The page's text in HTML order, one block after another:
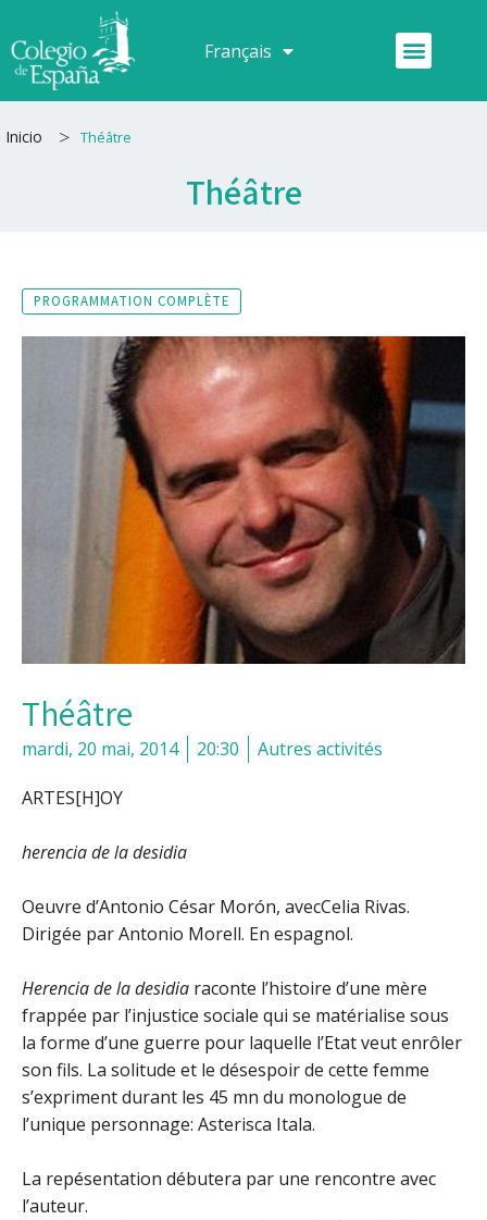
au
contenu
Français
Español Menu
Inicio > Théâtre
Théâtre
PROGRAMMATION COMPLÈTE
Théâtre
mardi, 20 mai, 2014 20:30 Autres activités
ARTES[H]OY
herencia de la desidia
Oeuvre d’Antonio César Morón, avecCelia Rivas.
Dirigée par Antonio Morell. En espagnol.
Herencia de la desidia raconte l’histoire d’une mère
frappée par l’injustice sociale qui se matérialise sous
la forme d’une guerre pour laquelle l’Etat veut enrôler
son fils. La solitude et le désespoir de cette femme
s’expriment durant les 45 mn du monologue de
l’unique personnage: Asterisca Itala.
La repésentation débutera par une rencontre avec
l’auteur.